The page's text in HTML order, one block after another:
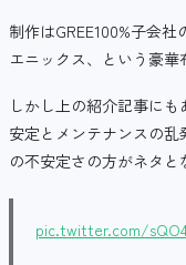
制作はGREE100%子会
エニックス、という豪華
しかし上の紹介記事に
安定とメンテナンスの
の不安定さの方がネタと
pic.twitter.com/